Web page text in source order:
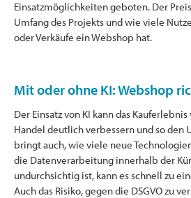
Einsatzmöglichkeiten geboten. Der
Umfang des Projekts und wie viele
oder Verkäufe ein Webshop hat.
Mit oder ohne KI: Webshop
Der Einsatz von KI kann das
Handel deutlich verbessern und so den
bringt auch, wie viele neue
die Datenverarbeitung innerhalb der
undurchsichtig ist, kann es schnell zu
Auch das Risiko, gegen die DSGVO zu